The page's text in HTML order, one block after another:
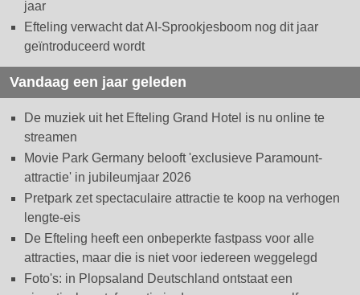
jaar
Efteling verwacht dat AI-Sprookjesboom nog dit jaar
geïntroduceerd wordt
Vandaag een jaar geleden
De muziek uit het Efteling Grand Hotel is nu online te
streamen
Movie Park Germany belooft 'exclusieve Paramount-
attractie' in jubileumjaar 2026
Pretpark zet spectaculaire attractie te koop na verhogen
lengte-eis
De Efteling heeft een onbeperkte fastpass voor alle
attracties, maar die is niet voor iedereen weggelegd
Foto's: in Plopsaland Deutschland ontstaat een